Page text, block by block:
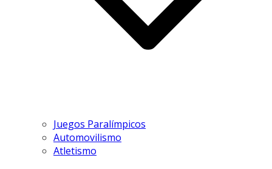
Juegos Paralímpicos
Automovilismo
Atletismo